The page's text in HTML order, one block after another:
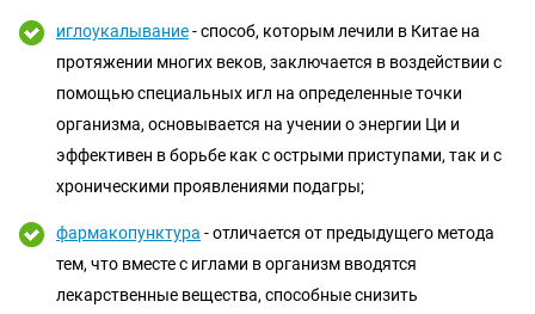
иглоукалывание- способ, которым лечили в Китае на
протяжении многих веков, заключается в воздействии с
помощью специальных игл на определенные точки
организма, основывается на учении о энергии Ци и
эффективен в борьбе как с острыми приступами, так и с
хроническими проявлениями подагры;
фармакопунктура - отличается от предыдущего метода
тем, что вместе с иглами в организм вводятся
лекарственные вещества, способные снизить